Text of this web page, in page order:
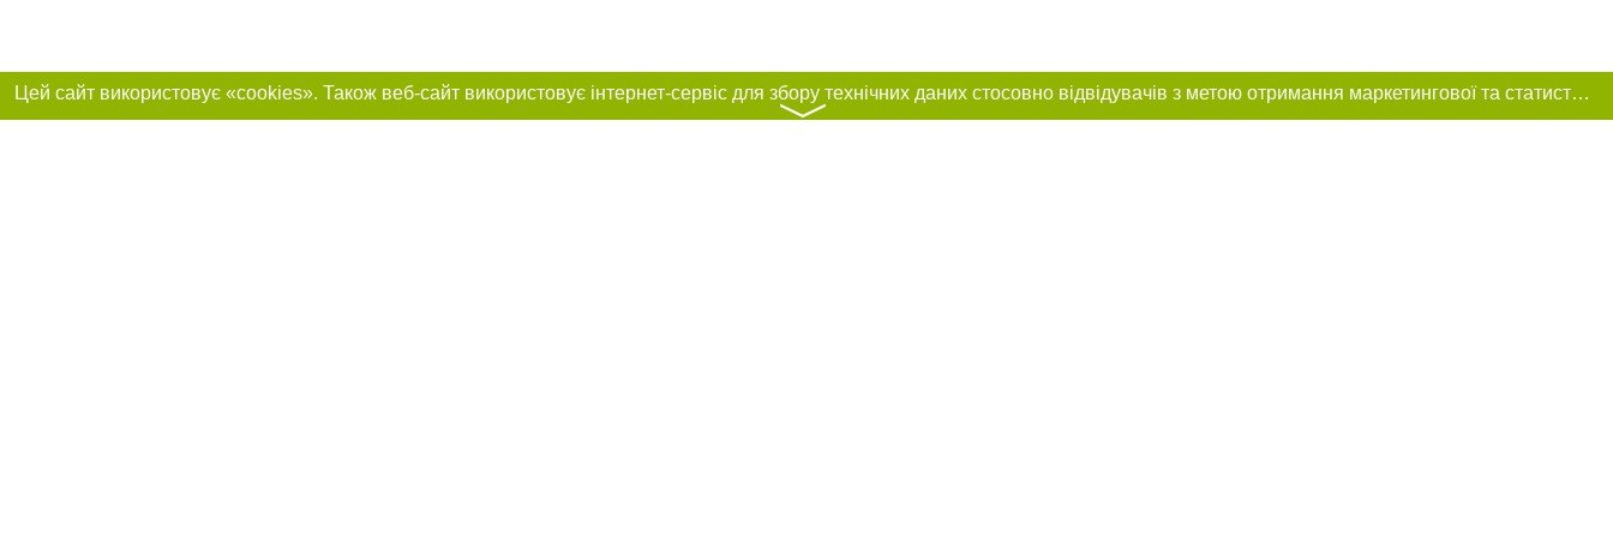
Цей сайт використовує «cookies». Також веб-сайт використовує інтернет-сервіс для збору технічних даних стосовно відвідувачів з метою отримання маркетингової та статистичної інформації. Умови обробки даних відвідувачів сайту див.
〉